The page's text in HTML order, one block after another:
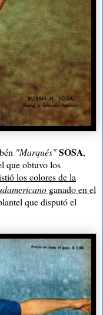
"Marqués"SOSA,
que obtuvo los
los colores de la
ganado en el
que disputó el